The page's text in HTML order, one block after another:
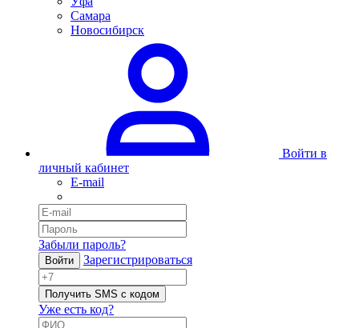
Самара
Новосибирск
Войти в
личный кабинет
E-mail
Забыли пароль?
Войти Зарегистрироваться
Получить SMS с кодом
Уже есть код?